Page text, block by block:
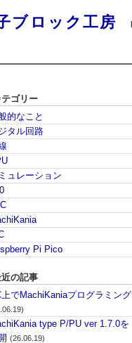
ブロック工房
テゴリー
的なこと
タル回路
ュレーション
Pi Pico
の記事
上でMachiKaniaプログラミング
type P/PU ver 1.7.0を
(26.06.19)